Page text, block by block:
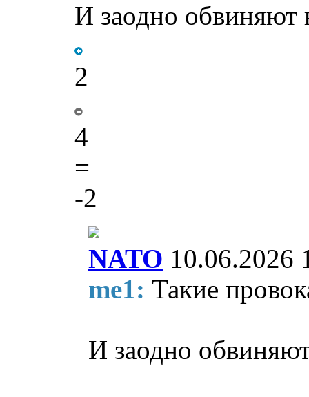
И заодно обвиняют
2
4
=
-2
NATO 10.06.2026
me1: Такие
И заодно